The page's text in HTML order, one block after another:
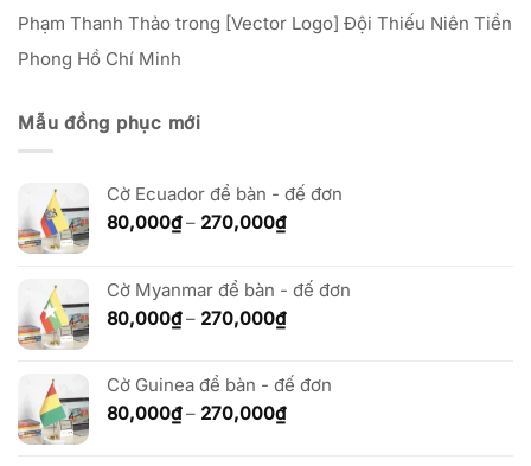
Phạm Thanh Thảo trong [Vector Logo] Đội Thiếu Niên Tiền
Phong Hồ Chí Minh
Mẫu đồng phục mới
Cờ Ecuador để bàn - đế đơn
80,000₫ – 270,000₫Khoảng
80,000₫
đến
270,000₫
Cờ Myanmar để bàn - đế đơn
80,000₫ – 270,000₫Khoảng
80,000₫
đến
270,000₫
Cờ Guinea để bàn - đế đơn
80,000₫ – 270,000₫Khoảng